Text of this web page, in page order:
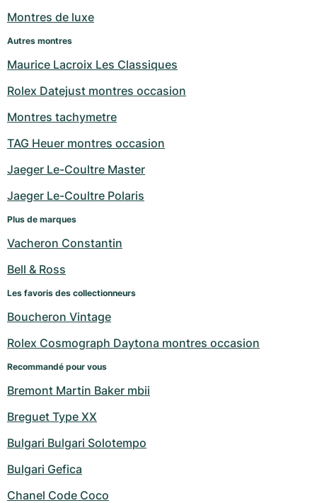
Montres de luxe
Autres montres
Maurice Lacroix Les Classiques
Rolex Datejust montres occasion
Montres tachymetre
TAG Heuer montres occasion
Jaeger Le-Coultre Master
Jaeger Le-Coultre Polaris
Plus de marques
Vacheron Constantin
Bell & Ross
Les favoris des collectionneurs
Boucheron Vintage
Rolex Cosmograph Daytona montres occasion
Recommandé pour vous
Bremont Martin Baker mbii
Breguet Type XX
Bulgari Bulgari Solotempo
Bulgari Gefica
Chanel Code Coco